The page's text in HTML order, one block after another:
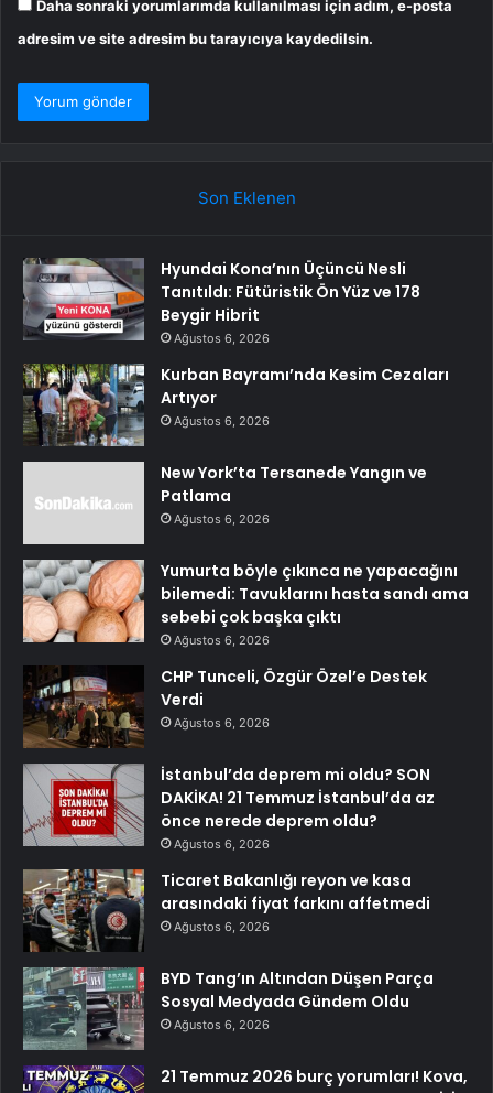
Daha sonraki yorumlarımda kullanılması için adım, e-posta
adresim ve site adresim bu tarayıcıya kaydedilsin.
Son Eklenen
Hyundai Kona’nın Üçüncü Nesli
Tanıtıldı: Fütüristik Ön Yüz ve 178
Beygir Hibrit
Ağustos 6, 2026
Kurban Bayramı’nda Kesim Cezaları
Artıyor
Ağustos 6, 2026
New York’ta Tersanede Yangın ve
Patlama
Ağustos 6, 2026
Yumurta böyle çıkınca ne yapacağını
bilemedi: Tavuklarını hasta sandı ama
sebebi çok başka çıktı
Ağustos 6, 2026
CHP Tunceli, Özgür Özel’e Destek
Verdi
Ağustos 6, 2026
İstanbul’da deprem mi oldu? SON
DAKİKA! 21 Temmuz İstanbul’da az
önce nerede deprem oldu?
Ağustos 6, 2026
Ticaret Bakanlığı reyon ve kasa
arasındaki fiyat farkını affetmedi
Ağustos 6, 2026
BYD Tang’ın Altından Düşen Parça
Sosyal Medyada Gündem Oldu
Ağustos 6, 2026
21 Temmuz 2026 burç yorumları! Kova,